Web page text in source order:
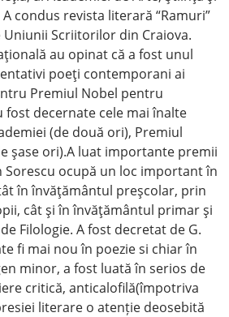
condus revista literară “Ramuri”
Scriitorilor din Craiova.
au opinat că a fost unul
poeţi contemporani ai
Premiul Nobel pentru
fost decernate cele mai înalte
(de două ori), Premiul
şase ori).A luat importante premii
ocupă un loc important în
în învăţământul preşcolar, prin
cât şi în învăţământul primar şi
Filologie. A fost decretat de G.
fi mai nou în poezie si chiar în
minor, a fost luată în serios de
critică, anticalofilă(împotriva
literare o atenție deosebită